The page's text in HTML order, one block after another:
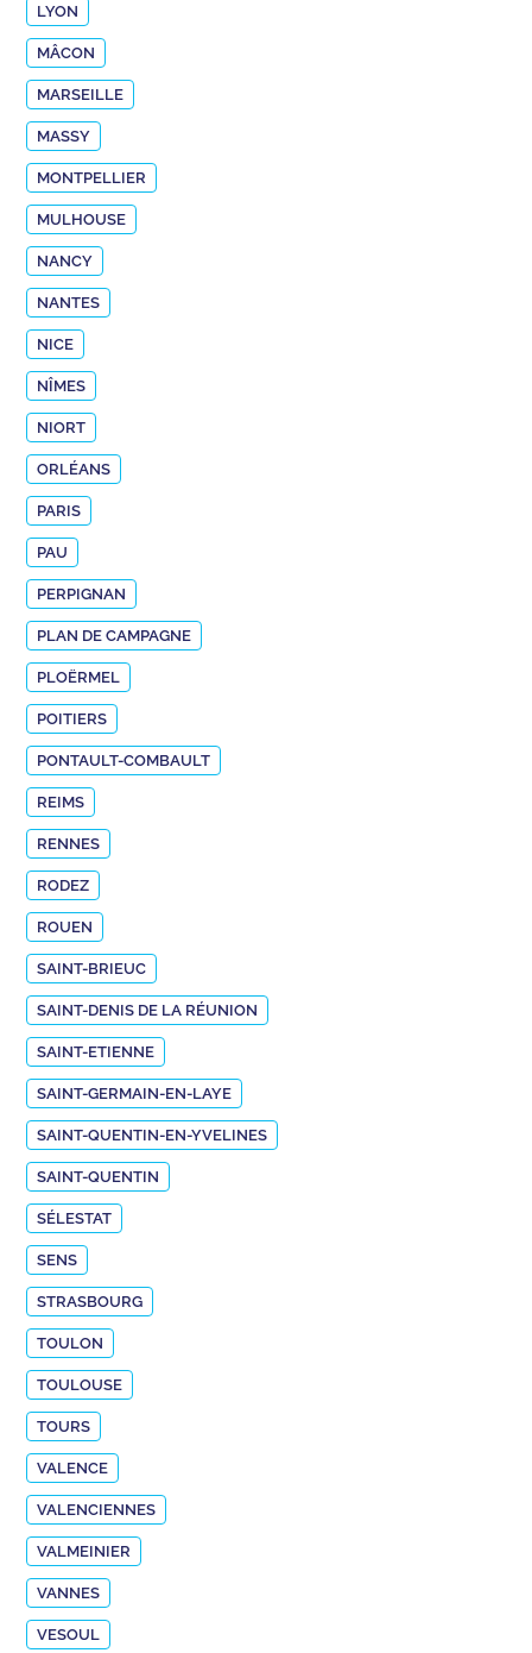
LYON
MÂCON
MARSEILLE
MASSY
MONTPELLIER
MULHOUSE
NANCY
NANTES
NICE
NÎMES
NIORT
ORLÉANS
PARIS
PAU
PERPIGNAN
PLAN DE CAMPAGNE
PLOËRMEL
POITIERS
PONTAULT-COMBAULT
REIMS
RENNES
RODEZ
ROUEN
SAINT-BRIEUC
SAINT-DENIS DE LA RÉUNION
SAINT-ETIENNE
SAINT-GERMAIN-EN-LAYE
SAINT-QUENTIN-EN-YVELINES
SAINT-QUENTIN
SÉLESTAT
SENS
STRASBOURG
TOULON
TOULOUSE
TOURS
VALENCE
VALENCIENNES
VALMEINIER
VANNES
VESOUL